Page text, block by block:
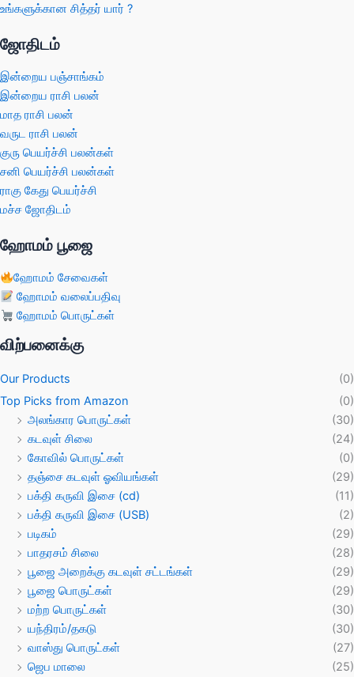
உங்களுக்கான சித்தர் யார் ?
ஜோதிடம்
இன்றைய பஞ்சாங்கம்
இன்றைய ராசி பலன்
மாத ராசி பலன்
வருட ராசி பலன்
குரு பெயர்ச்சி பலன்கள்
சனி பெயர்ச்சி பலன்கள்
ராகு கேது பெயர்ச்சி
மச்ச ஜோதிடம்
ஹோமம் பூஜை
ஹோமம் சேவைகள்
ஹோமம் வலைப்பதிவு
ஹோமம் பொருட்கள்
விற்பனைக்கு
Our Products
(0)
Top Picks from Amazon
(0)
அலங்கார பொருட்கள்
(30)
கடவுள் சிலை
(24)
கோவில் பொருட்கள்
(0)
தஞ்சை கடவுள் ஓவியங்கள்
(29)
பக்தி கருவி இசை (cd)
(11)
பக்தி கருவி இசை (USB)
(2)
படிகம்
(29)
பாதரசம் சிலை
(28)
பூஜை அறைக்கு கடவுள் சட்டங்கள்
(29)
பூஜை பொருட்கள்
(29)
மற்ற பொருட்கள்
(30)
யந்திரம்/தகடு
(30)
வாஸ்து பொருட்கள்
(27)
ஜெப மாலை
(25)